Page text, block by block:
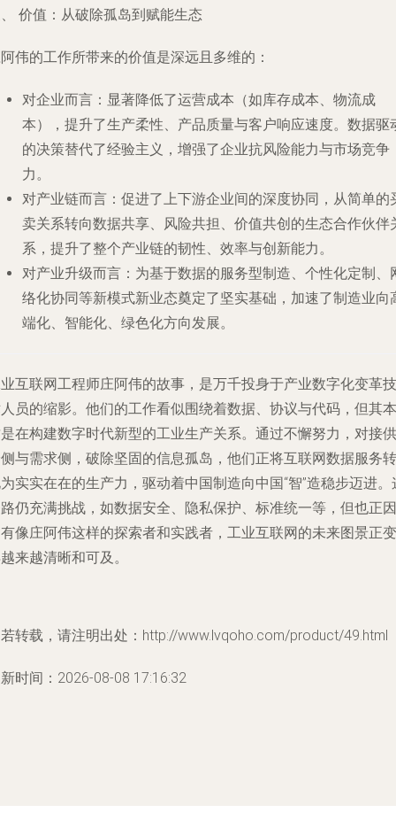
价值：从破除孤岛到赋能生态
伟的工作所带来的价值是深远且多维的：
对企业而言 ：显著降低了运营成本（如库存成本、物流成
本），提升了生产柔性、产品质量与客户响应速度。数据驱
的决策替代了经验主义，增强了企业抗风险能力与市场竞争
力。
对产业链而言 ：促进了上下游企业间的深度协同，从简单的
卖关系转向数据共享、风险共担、价值共创的生态合作伙伴
系，提升了整个产业链的韧性、效率与创新能力。
对产业升级而言 ：为基于数据的服务型制造、个性化定制、
络化协同等新模式新业态奠定了坚实基础，加速了制造业向
端化、智能化、绿色化方向发展。
互联网工程师庄阿伟的故事，是万千投身于产业数字化变革技
员的缩影。他们的工作看似围绕着数据、协议与代码，但其本
在构建数字时代新型的工业生产关系。通过不懈努力，对接供
与需求侧，破除坚固的信息孤岛，他们正将互联网数据服务转
实实在在的生产力，驱动着中国制造向中国“智”造稳步迈进。
仍充满挑战，如数据安全、隐私保护、标准统一等，但也正因
像庄阿伟这样的探索者和实践者，工业互联网的未来图景正变
来越清晰和可及。
转载，请注明出处：http://www.lvqoho.com/product/49.html
时间：2026-08-08 17:16:32